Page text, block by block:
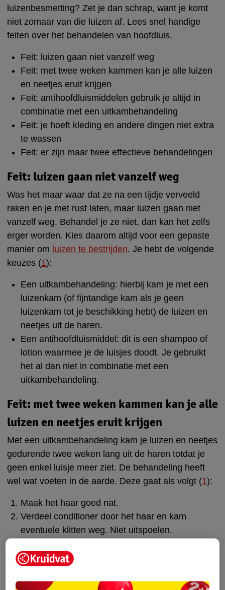
luizenbesmetting? Zet je dan schrap, want je komt
niet zomaar van die luizen af. Lees snel handige
feiten over het behandelen van hoofdluis.
Feit: luizen gaan niet vanzelf weg
Feit: met twee weken kammen kan je alle luizen
en neetjes eruit krijgen
Feit: antihoofdluismiddelen gebruik je altijd in
combinatie met een uitkambehandeling
Feit: je hoeft kleding en andere dingen niet extra
te wassen
Feit: er zijn maar twee effectieve behandelingen
Feit: luizen gaan niet vanzelf weg
Was het maar waar dat ze na een tijdje verveeld
raken en je met rust laten, maar luizen gaan niet
vanzelf weg. Behandel je ze niet, dan kan het zelfs
erger worden. Kies daarom altijd voor een gepaste
manier om luizen te bestrijden. Je hebt de volgende
keuzes (1):
Een uitkambehandeling: hierbij kam je met een
luizenkam (of fijntandige kam als je geen
luizenkam tot je beschikking hebt) de luizen en
neetjes uit de haren.
Een antihoofdluismiddel: dit is een shampoo of
lotion waarmee je de luisjes doodt. Je gebruikt
het al dan niet in combinatie met een
uitkambehandeling.
Feit: met twee weken kammen kan je alle
luizen en neetjes eruit krijgen
Met een uitkambehandeling kam je luizen en neetjes
gedurende twee weken lang uit de haren totdat je
geen enkel luisje meer ziet. De behandeling heeft
wel wat voeten in de aarde. Deze gaat als volgt (1):
Maak het haar goed nat.
Verdeel conditioner door het haar en kam
eventuele klitten weg. Niet uitspoelen.
wasbak of wit papier.
tegen de hoofdhuid aan, naar de punten toe.